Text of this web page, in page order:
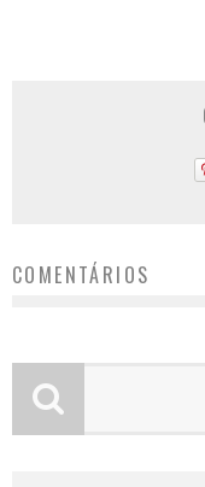
COMENTÁRIOS